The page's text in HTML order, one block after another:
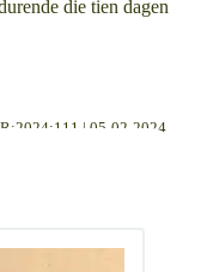
die tien dagen
| 05-02-2024